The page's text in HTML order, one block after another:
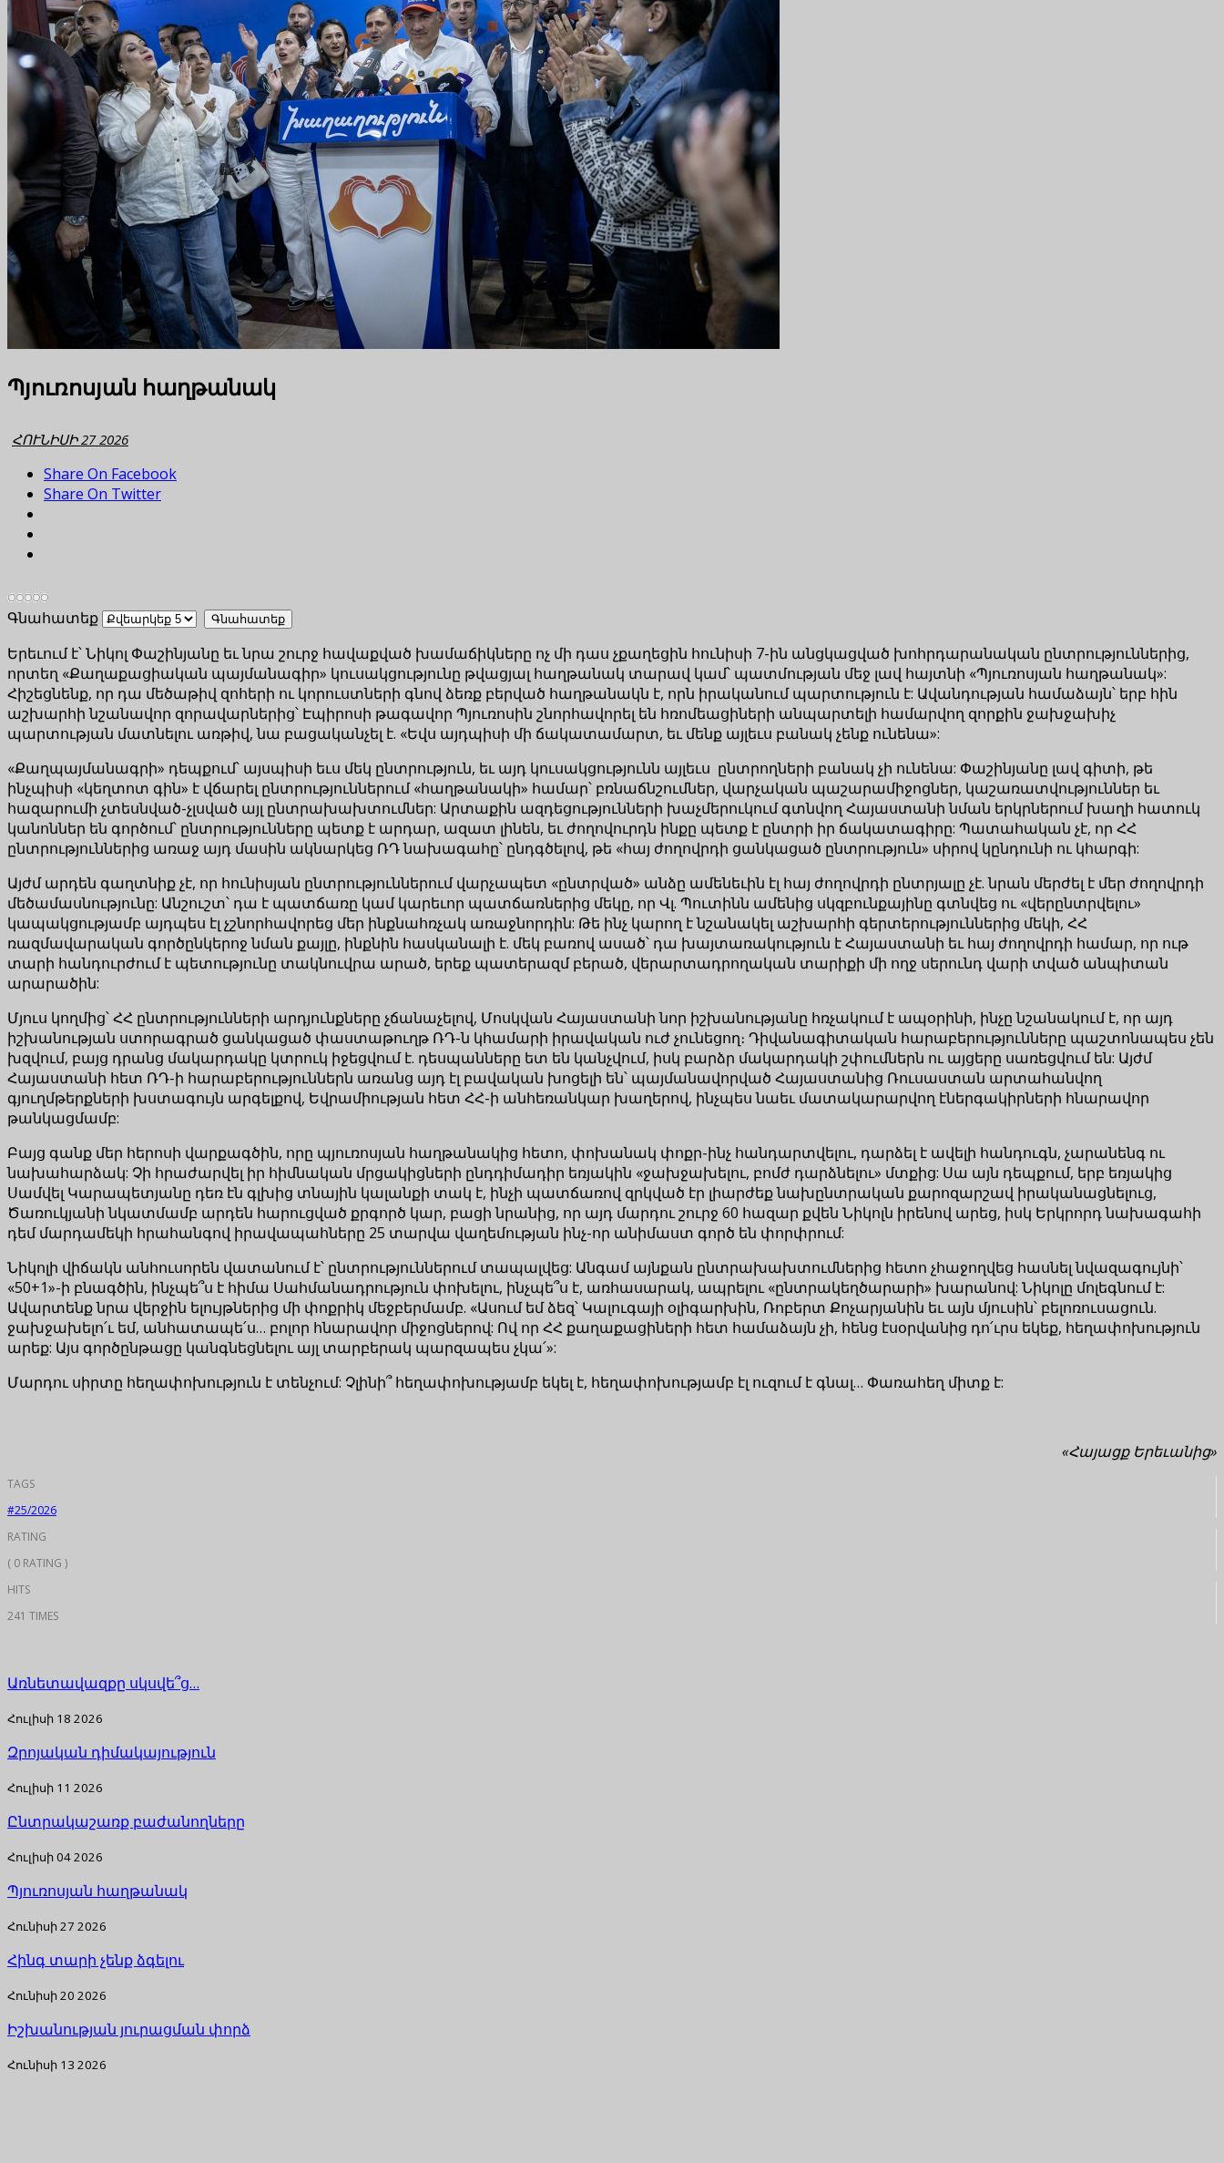
Պյուռոսյան հաղթանակ
ՀՈՒՆԻՍԻ 27 2026
Share On Facebook
Share On Twitter
Գնահատեք
Երեւում է՝ Նիկոլ Փաշինյանը եւ նրա շուրջ հավաքված խամաճիկները ոչ մի դաս չքաղեցին հունիսի 7-ին անցկացված խոհրդարանական ընտրություններից,
որտեղ «Քաղաքացիական պայմանագիր» կուսակցությունը թվացյալ հաղթանակ տարավ կամ՝ պատմության մեջ լավ հայտնի «Պյուռոսյան հաղթանակ»:
Հիշեցնենք, որ դա մեծաթիվ զոհերի ու կորուստների գնով ձեռք բերված հաղթանակն է, որն իրականում պարտություն է: Ավանդության համաձայն՝ երբ հին
աշխարհի նշանավոր զորավարներից՝ Էպիրոսի թագավոր Պյուռոսին շնորհավորել են հռոմեացիների անպարտելի համարվող զորքին ջախջախիչ
պարտության մատնելու առթիվ, նա բացականչել է. «Եվս այդպիսի մի ճակատամարտ, եւ մենք այլեւս բանակ չենք ունենա»:
«Քաղպայմանագրի» դեպքում՝ այսպիսի եւս մեկ ընտրություն, եւ այդ կուսակցությունն այլեւս ընտրողների բանակ չի ունենա: Փաշինյանը լավ գիտի, թե
ինչպիսի «կեղտոտ գին» է վճարել ընտրություններում «հաղթանակի» համար՝ բռնաճնշումներ, վարչական պաշարամիջոցներ, կաշառատվություններ եւ
հազարումի չտեսնված-չլսված այլ ընտրախախտումներ: Արտաքին ազդեցությունների խաչմերուկում գտնվող Հայաստանի նման երկրներում խաղի հատուկ
կանոններ են գործում՝ ընտրությունները պետք է արդար, ազատ լինեն, եւ ժողովուրդն ինքը պետք է ընտրի իր ճակատագիրը: Պատահական չէ, որ ՀՀ
ընտրություններից առաջ այդ մասին ակնարկեց ՌԴ նախագահը՝ ընդգծելով, թե «հայ ժողովրդի ցանկացած ընտրություն» սիրով կընդունի ու կհարգի:
Այժմ արդեն գաղտնիք չէ, որ հունիսյան ընտրություններում վարչապետ «ընտրված» անձը ամենեւին էլ հայ ժողովրդի ընտրյալը չէ. նրան մերժել է մեր ժողովրդի
մեծամասնությունը: Անշուշտ՝ դա է պատճառը կամ կարեւոր պատճառներից մեկը, որ Վլ. Պուտինն ամենից սկզբունքայինը գտնվեց ու «վերընտրվելու»
կապակցությամբ այդպես էլ չշնորհավորեց մեր ինքնահռչակ առաջնորդին: Թե ինչ կարող է նշանակել աշխարհի գերտերություններից մեկի, ՀՀ
ռազմավարական գործընկերոջ նման քայլը, ինքնին հասկանալի է. մեկ բառով ասած՝ դա խայտառակություն է Հայաստանի եւ հայ ժողովրդի համար, որ ութ
տարի հանդուրժում է պետությունը տակնուվրա արած, երեք պատերազմ բերած, վերարտադրողական տարիքի մի ողջ սերունդ վարի տված անպիտան
արարածին:
Մյուս կողմից՝ ՀՀ ընտրությունների արդյունքները չճանաչելով, Մոսկվան Հայաստանի նոր իշխանությանը հռչակում է ապօրինի, ինչը նշանակում է, որ այդ
իշխանության ստորագրած ցանկացած փաստաթուղթ ՌԴ-ն կհամարի իրավական ուժ չունեցող։ Դիվանագիտական հարաբերությունները պաշտոնապես չեն
խզվում, բայց դրանց մակարդակը կտրուկ իջեցվում է. դեսպանները ետ են կանչվում, իսկ բարձր մակարդակի շփումներն ու այցերը սառեցվում են: Այժմ
Հայաստանի հետ ՌԴ-ի հարաբերություններն առանց այդ էլ բավական խոցելի են՝ պայմանավորված Հայաստանից Ռուսաստան արտահանվող
գյուղմթերքների խստագույն արգելքով, Եվրամիության հետ ՀՀ-ի անհեռանկար խաղերով, ինչպես նաեւ մատակարարվող էներգակիրների հնարավոր
թանկացմամբ:
Բայց գանք մեր հերոսի վարքագծին, որը պյուռոսյան հաղթանակից հետո, փոխանակ փոքր-ինչ հանդարտվելու, դարձել է ավելի հանդուգն, չարանենգ ու
նախահարձակ: Չի հրաժարվել իր հիմնական մրցակիցների ընդդիմադիր եռյակին «ջախջախելու, բոմժ դարձնելու» մտքից: Սա այն դեպքում, երբ եռյակից
Սամվել Կարապետյանը դեռ էն գլխից տնային կալանքի տակ է, ինչի պատճառով զրկված էր լիարժեք նախընտրական քարոզարշավ իրականացնելուց,
Ծառուկյանի նկատմամբ արդեն հարուցված քրգործ կար, բացի նրանից, որ այդ մարդու շուրջ 60 հազար քվեն Նիկոլն իրենով արեց, իսկ Երկրորդ նախագահի
դեմ մարդամեկի հրահանգով իրավապահները 25 տարվա վաղեմության ինչ-որ անիմաստ գործ են փորփրում:
Նիկոլի վիճակն անհուսորեն վատանում է՝ ընտրություններում տապալվեց: Անգամ այնքան ընտրախախտումներից հետո չհաջողվեց հասնել նվազագույնի՝
«50+1»-ի բնագծին, ինչպե՞ս է հիմա Սահմանադրություն փոխելու, ինչպե՞ս է, առհասարակ, ապրելու «ընտրակեղծարարի» խարանով: Նիկոլը մոլեգնում է:
Ավարտենք նրա վերջին ելույթներից մի փոքրիկ մեջբերմամբ. «Ասում եմ ձեզ՝ Կալուգայի օլիգարխին, Ռոբերտ Քոչարյանին եւ այն մյուսին՝ բելոռուսացուն.
ջախջախելո՛ւ եմ, անհատապե՛ս… բոլոր հնարավոր միջոցներով: Ով որ ՀՀ քաղաքացիների հետ համաձայն չի, հենց էսօրվանից դո՛ւրս եկեք, հեղափոխություն
արեք: Այս գործընթացը կանգնեցնելու այլ տարբերակ պարզապես չկա՛»:
Մարդու սիրտը հեղափոխություն է տենչում: Չլինի՞ հեղափոխությամբ եկել է, հեղափոխությամբ էլ ուզում է գնալ… Փառահեղ միտք է:
«Հայացք Երեւանից»
TAGS
#25/2026
RATING
( 0 RATING )
HITS
241 TIMES
Առնետավազքը սկսվե՞ց…
Հուլիսի 18 2026
Զրոյական դիմակայություն
Հուլիսի 11 2026
Ընտրակաշառք բաժանողները
Հուլիսի 04 2026
Պյուռոսյան հաղթանակ
Հունիսի 27 2026
Հինգ տարի չենք ձգելու
Հունիսի 20 2026
Իշխանության յուրացման փորձ
Հունիսի 13 2026